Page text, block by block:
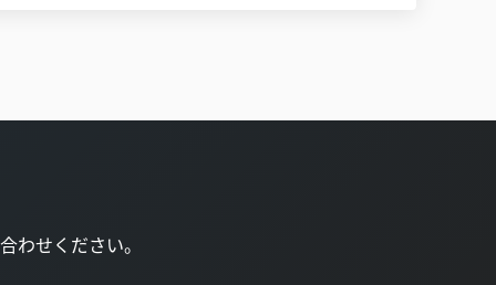
わせください。